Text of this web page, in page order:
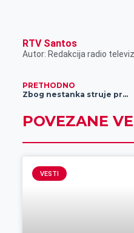
RTV Santos
Autor: Redakcija radio
PRETHODNO
Zbog nestanka struje prekid vodosnabdevanja u gradu
POVEZANE
VESTI